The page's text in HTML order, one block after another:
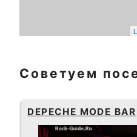
Советуем
DEPECHE MODE BAR